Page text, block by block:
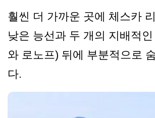
훨씬 더 가까운 곳에 체스카
낮은 능선과 두 개의 지배적
와 로노프) 뒤에 부분적으로
다.